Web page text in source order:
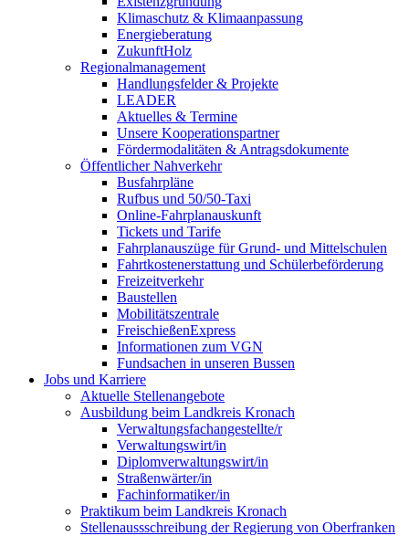
Klimaschutz & Klimaanpassung
Energieberatung
ZukunftHolz
Regionalmanagement
Handlungsfelder & Projekte
LEADER
Aktuelles & Termine
Unsere Kooperationspartner
Fördermodalitäten & Antragsdokumente
Öffentlicher Nahverkehr
Busfahrpläne
Rufbus und 50/50-Taxi
Online-Fahrplanauskunft
Tickets und Tarife
Fahrplanauszüge für Grund- und Mittelschulen
Fahrtkostenerstattung und Schülerbeförderung
Freizeitverkehr
Baustellen
Mobilitätszentrale
FreischießenExpress
Informationen zum VGN
Fundsachen in unseren Bussen
Jobs und Karriere
Aktuelle Stellenangebote
Ausbildung beim Landkreis Kronach
Verwaltungsfachangestellte/r
Verwaltungswirt/in
Diplomverwaltungswirt/in
Straßenwärter/in
Fachinformatiker/in
Praktikum beim Landkreis Kronach
Stellenaussschreibung der Regierung von Oberfranken